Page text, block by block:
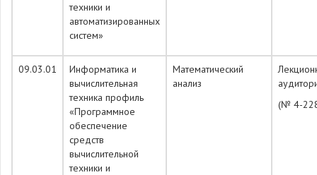
техники и
автоматизированных
систем»
09.03.01
Информатика и
вычислительная
техника профиль
«Программное
обеспечение
средств
вычислительной
техники и
Математический
анализ
(№ 4-